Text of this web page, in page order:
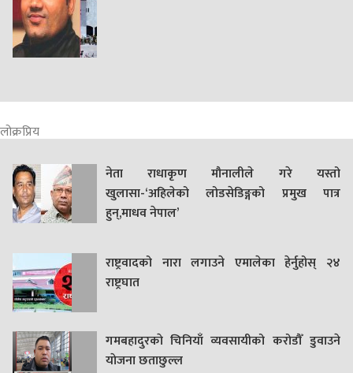
लोक्रप्रिय
नेता राधाकृण मौनालीले गरे यस्तो
खुलासा-‘अहिलेको लोडसेडिङ्गको प्रमुख पात्र
हुन्,माधव नेपाल’
राष्ट्रवादको नारा लगाउने एमालेका हेर्नुहोस् २४
राष्ट्रघात
गमबहादुरकाे चिनियाँ व्यवसायीको करोडौँ डुवाउने
याेजना छताछुल्ल